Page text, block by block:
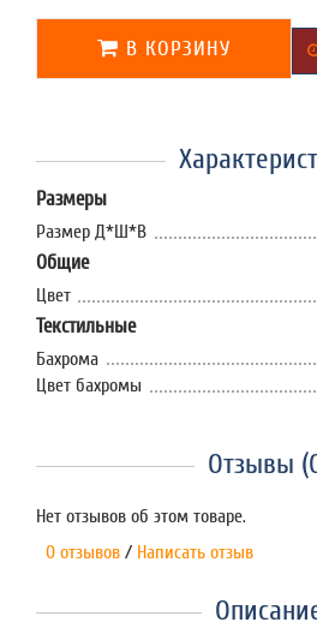
В КОРЗИНУ
Размеры
Размер Д*Ш*В
Общие
Цвет
Текстильные
Бахрома
Цвет бахромы
Отзывы
Нет отзывов об этом товаре.
0 отзывов / Написать отзыв